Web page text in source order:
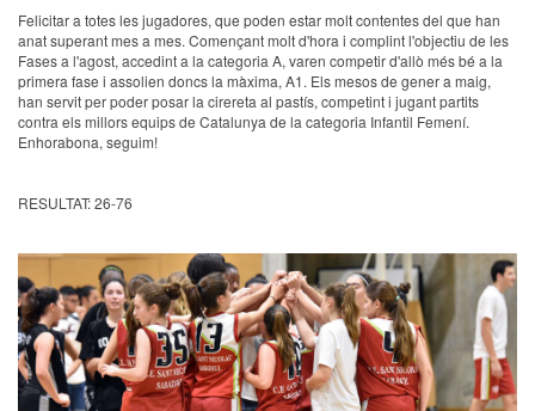
Felicitar a totes les jugadores, que poden estar molt contentes del que han
anat superant mes a mes. Començant molt d'hora i complint l'objectiu de les
Fases a l'agost, accedint a la categoria A, varen competir d'allò més bé a la
primera fase i assolien doncs la màxima, A1. Els mesos de gener a maig,
han servit per poder posar la cirereta al pastís, competint i jugant partits
contra els millors equips de Catalunya de la categoria Infantil Femení.
Enhorabona, seguim!
RESULTAT: 26-76